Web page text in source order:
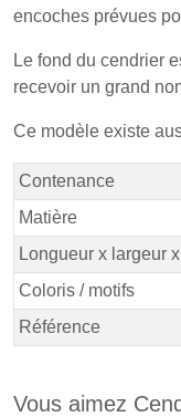
encoches prévues
Le fond du cendrier
recevoir un grand
Ce modèle existe
Contenance
Matière
Longueur x largeur
Coloris / motifs
Référence
Vous aimez